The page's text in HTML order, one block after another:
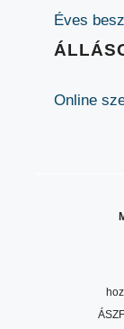
Éves
Online